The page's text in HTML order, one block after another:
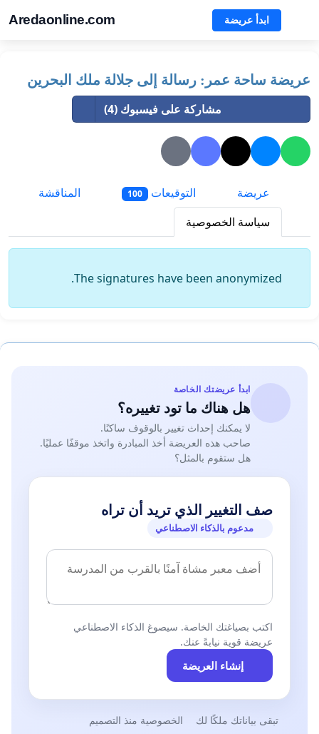
Aredaonline.com ابدأ عريضة
عريضة ساحة عمر: رسالة إلى جلالة ملك البحرين
مشاركة على فيسبوك (4)
عريضة التوقيعات 100
المناقشة
سياسة الخصوصية
The signatures have been anonymized.
ابدأ عريضتك الخاصة
هل هناك ما تود تغييره؟
لا يمكنك إحداث تغيير بالوقوف ساكنًا.
صاحب هذه العريضة أخذ المبادرة واتخذ موقفًا عمليًا.
هل ستقوم بالمثل؟
صف التغيير الذي تريد أن تراه
مدعوم بالذكاء الاصطناعي
اكتب بصياغتك الخاصة. سيصوغ الذكاء الاصطناعي
عريضة قوية نيابةً عنك.
إنشاء العريضة
تبقى بياناتك ملكًا لك الخصوصية منذ التصميم